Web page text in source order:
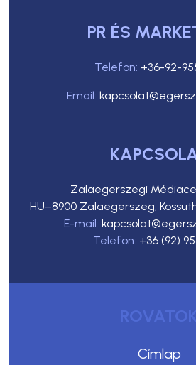
PR ÉS
Telefon: +36-92-
Email:
Zalaegerszegi
HU–8900 Zalaegerszeg,
E-mail:
Telefon: +36 (92)
ROVATOK
Címlap